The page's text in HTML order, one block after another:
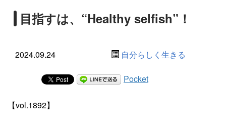
目指すは、“Healthy selfish”！
2024.09.24 自分らしく生きる
Pocket
【vol.1892】